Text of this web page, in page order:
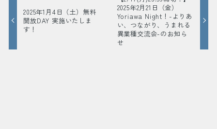
2025年1月4日（土）無料
開放DAY 実施いたしま
す！
2025年2月21日（金）
Yoriawa Night！-よりあ
い、つながり、うまれる
異業種交流会-のお知ら
せ